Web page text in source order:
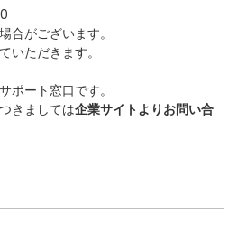
合がございます。
いただきます。
ポート窓口です。
きましては企業サイトよりお問い合